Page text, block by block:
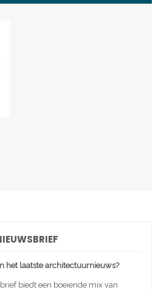
het laatste architectuurnieuws?
biedt een boeiende mix van